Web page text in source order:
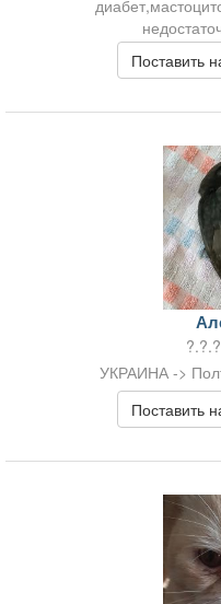
Поставить
УКРАИНА ->
Поставить